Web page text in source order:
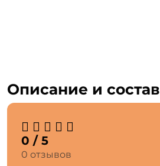
Описание и состав
0 / 5
0 отзывов